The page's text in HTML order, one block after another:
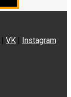
| VK | Instagram